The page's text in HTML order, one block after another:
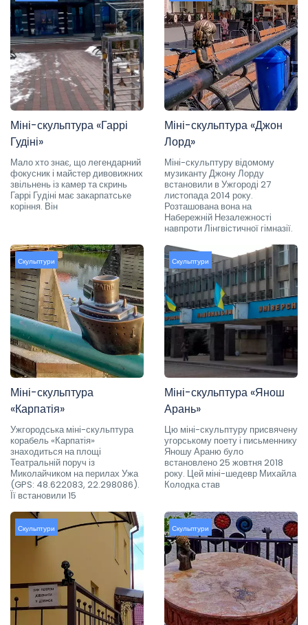
Міні-скульптура «Гаррі
Гудіні»
Мало хто знає, що легендарний
фокусник і майстер дивовижних
звільнень із камер та скринь
Гаррі Гудіні має закарпатське
коріння. Він
Міні-скульптура «Джон
Лорд»
Міні-скульптуру відомому
музиканту Джону Лорду
встановили в Ужгороді 27
листопада 2014 року.
Розташована вона на
Набережній Незалежності
навпроти Лінгвістичної гімназії.
Скульптури
Міні-скульптура
«Карпатія»
Ужгородська міні-скульптура
корабель «Карпатія»
знаходиться на площі
Театральній поруч із
Миколайчиком на перилах Ужа
(GPS: 48.622083, 22.298086).
Її встановили 15
Скульптури
Міні-скульптура «Янош
Арань»
Цю міні-скульптуру присвячену
угорському поету і письменнику
Яношу Араню було
встановлено 25 жовтня 2018
року. Цей міні-шедевр Михайла
Колодка став
Скульптури Скульптури